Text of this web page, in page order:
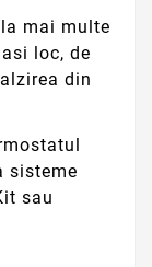
mai multe
loc, de
din
sisteme
sau